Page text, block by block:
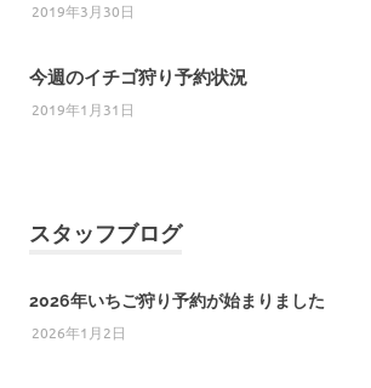
2019年3月30日
今週のイチゴ狩り予約状況
2019年1月31日
スタッフブログ
2026年いちご狩り予約が始まりました
2026年1月2日